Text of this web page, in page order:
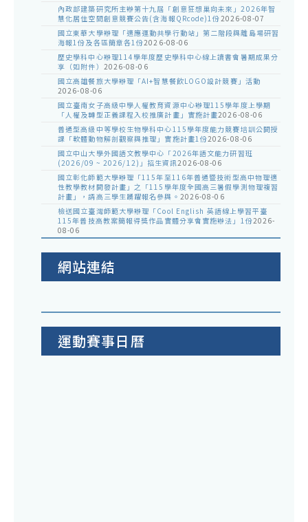
內政部建築研究所主辦第十九屆「創意狂想巢向未來」2026年智
慧化居住空間創意競賽公告(含海報QRcode)1份2026-08-07
國立東華大學辦理「適應運動共學行動站」第二階段與離島場研習
海報1份及各區簡章各1份2026-08-06
歷史學科中心辦理114學年度歷史學科中心線上讀書會暑期成果分
享（如附件） 2026-08-06
國立高雄餐旅大學辦理「AI+智慧餐飲LOGO設計競賽」活動
2026-08-06
國立臺南女子高級中學人權教育資源中心辦理115學年度上學期
「人權及轉型正義課程入校推廣計畫」實施計畫2026-08-06
普通型高級中等學校生物學科中心115學年度能力競賽培訓公開授
課「軟體動物解剖觀察與推理」實施計畫1份2026-08-06
國立中山大學外國語文教學中心「2026年語文能力研習班
(2026/09 ~ 2026/12)」招生資訊2026-08-06
國立彰化師範大學辦理「115年至116年普通暨技術型高中物理適
性教學教材開發計畫」之「115學年度全國高三暑假學測物理複習
計畫」，請高三學生踴躍報名參與。 2026-08-06
檢送國立臺灣師範大學辦理「Cool English 英語線上學習平臺
115年普技高教案簡報得獎作品實體分享會實施辦法」1份2026-
08-06
網站連結
運動賽事日曆